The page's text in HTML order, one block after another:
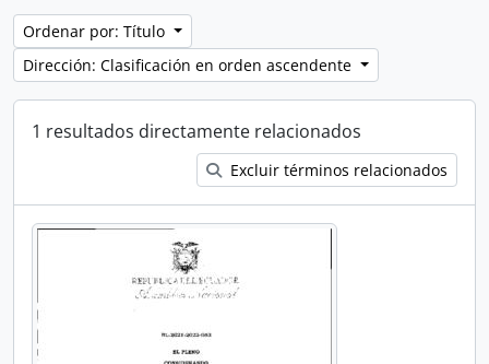
Ordenar por: Título
Dirección: Clasificación en orden ascendente
1 resultados directamente relacionados
Excluir términos relacionados